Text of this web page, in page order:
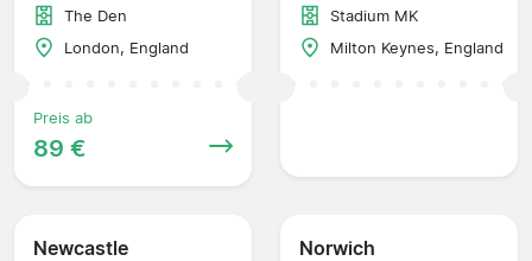
The Den
London, England
Preis ab
89 €
Stadium MK
Milton Keynes, England
Newcastle Norwich